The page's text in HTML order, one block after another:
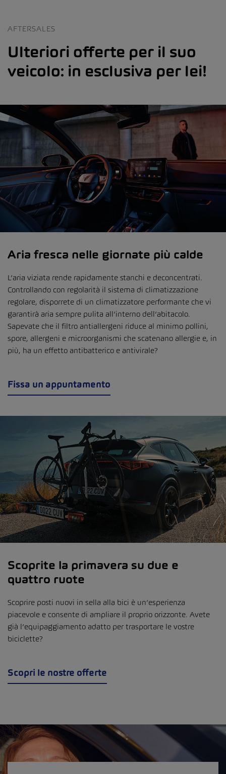
AFTERSALES
Ulteriori offerte per il suo
veicolo: in esclusiva per lei!
Aria fresca nelle giornate più calde
L’aria viziata rende rapidamente stanchi e deconcentrati.
Controllando con regolarità il sistema di climatizzazione
regolare, disporrete di un climatizzatore performante che vi
garantirà aria sempre pulita all’interno dell’abitacolo.
Sapevate che il filtro antiallergeni riduce al minimo pollini,
spore, allergeni e microorganismi che scatenano allergie e, in
più, ha un effetto antibatterico e antivirale?
Fissa un appuntamento
Scoprite la primavera su due e
quattro ruote
Scoprire posti nuovi in sella alla bici è un’esperienza
piacevole e consente di ampliare il proprio orizzonte. Avete
già l’equipaggiamento adatto per trasportare le vostre
biciclette?
Scopri le nostre offerte